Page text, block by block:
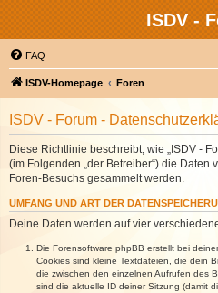
ISDV -
FAQ
ISDV-Homepage Foren
ISDV - Forum -
Diese Richtlinie beschreibt, wie „ISDV -
(im Folgenden „der Betreiber“) die Daten
Foren-Besuchs gesammelt werden.
UMFANG UND ART DER
Deine Daten werden auf vier
Die Forensoftware phpBB erstellt bei
Cookies sind kleine Textdateien, die dein
die zwischen den einzelnen Aufrufen des
sind die aktuelle ID deiner Sitzung (damit